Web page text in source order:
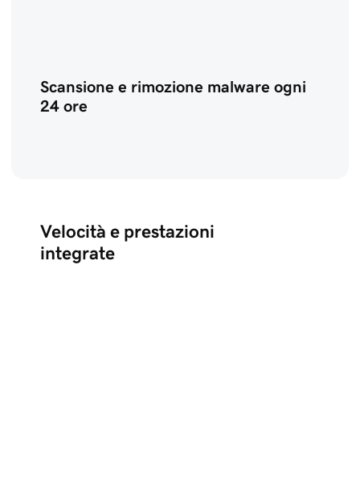
Scansione e rimozione malware ogni
24 ore
Velocità e prestazioni
integrate